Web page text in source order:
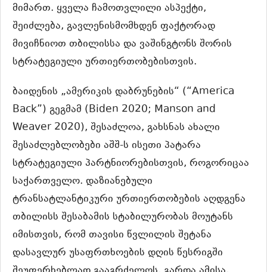
მიმართ. ყველა ჩამოთვლილი ასპექტი,
შეიძლება, გავლენისმომხდენ ფაქტორად
მივიჩნიოთ თბილისსა და ვაშინგტონს შორის
სტრატეგიული ურთიერთობებისთვის.
ბაიდენის „ამერიკის დაბრუნების“ (“America
Back”) გეგმამ (Biden 2020; Manson and
Weaver 2020), შესაძლოა, გახსნას ახალი
შესაძლებლობები აშშ-ს ისეთი პატარა
სტრატეგიული პარტნიორებისთვის, როგორიცაა
საქართველო. დაზიანებული
ტრანსატლანტიკური ურთიერთობების აღდგენა
თბილისს შესაბამის სტაბილურობას მოუტანს
იმისთვის, რომ თავისი წვლილის შეტანა
დასავლურ უსაფრთხოების დღის წესრიგში